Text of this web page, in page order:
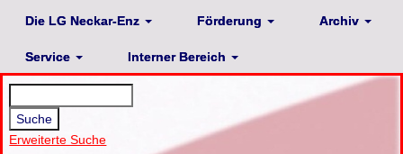
Die LG Neckar-Enz Förderung Archiv
Service Interner Bereich
Erweiterte Suche